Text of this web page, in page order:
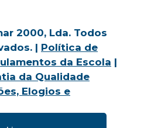
2000, Lda. Todos
| Política de
da Escola |
da Qualidade
Elogios e